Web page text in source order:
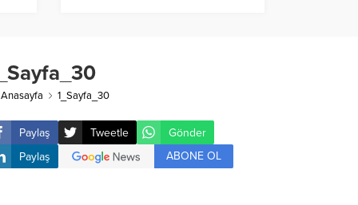
Anasayfa 1_Sayfa_30
Paylaş Tweetle
Gönder
Paylaş
ABONE OL